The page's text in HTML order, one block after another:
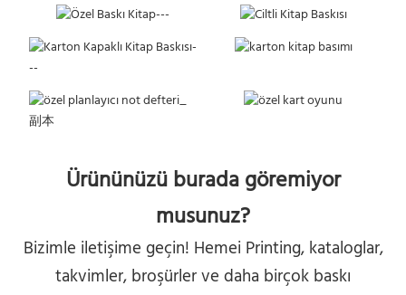
Ürününüzü burada göremiyor
musunuz?
Bizimle iletişime geçin! Hemei Printing, kataloglar,
takvimler, broşürler ve daha birçok baskı